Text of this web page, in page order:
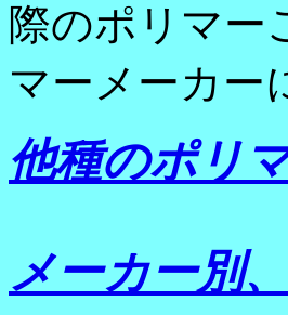
際のポリマー
マーメーカー
他種のポリ
メーカー別